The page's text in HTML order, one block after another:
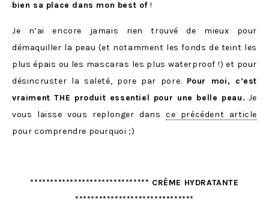
bien sa place dans mon best of !
Je n’ai encore jamais rien trouvé de mieux pour
démaquiller la peau (et notamment les fonds de teint les
plus épais ou les mascaras les plus waterproof !) et pour
désincruster la saleté, pore par pore. Pour moi, c’est
vraiment THE produit essentiel pour une belle peau. Je
vous laisse vous replonger dansce précédent article
pour comprendre pourquoi ;)
****************************** CRÈME HYDRATANTE
******************************